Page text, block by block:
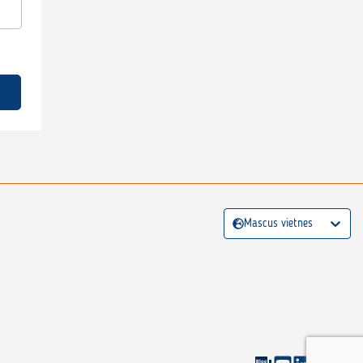
Mascus vietnes